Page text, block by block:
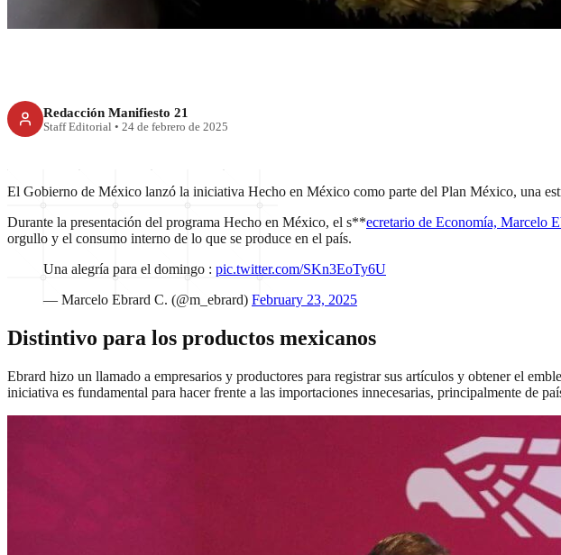
Redacción Manifiesto 21
Staff Editorial • 24 de febrero de 2025
El Gobierno de México lanzó la iniciativa Hecho en México como parte del Plan México, una
Durante la presentación del programa Hecho en México, el s**ecretario de Economía, Marcelo
orgullo y el consumo interno de lo que se produce en el país.
Una alegría para el domingo : pic.twitter.com/SKn3EoTy6U
— Marcelo Ebrard C. (@m_ebrard) February 23, 2025
Distintivo para los productos mexicanos
Ebrard hizo un llamado a empresarios y productores para registrar sus artículos y obtener el
iniciativa es fundamental para hacer frente a las importaciones innecesarias, principalmente de